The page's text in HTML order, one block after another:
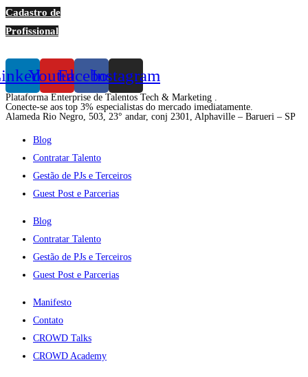
Cadastro de
Profissional
YoutubeFacebookInstagram
Plataforma Enterprise de Talentos Tech & Marketing .
Conecte-se aos top 3% especialistas do mercado imediatamente.
Alameda Rio Negro, 503, 23° andar, conj 2301, Alphaville – Barueri – SP
Blog
Contratar Talento
Gestão de PJs e Terceiros
Guest Post e Parcerias
Blog
Contratar Talento
Gestão de PJs e Terceiros
Guest Post e Parcerias
Manifesto
Contato
CROWD Talks
CROWD Academy